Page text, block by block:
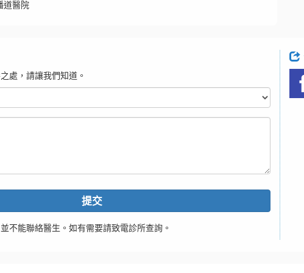
道醫院
處，請讓我們知道。
提交
不能聯絡醫生。如有需要請致電診所查詢。